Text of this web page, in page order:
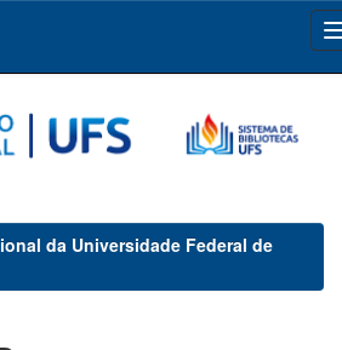
da Universidade Federal de